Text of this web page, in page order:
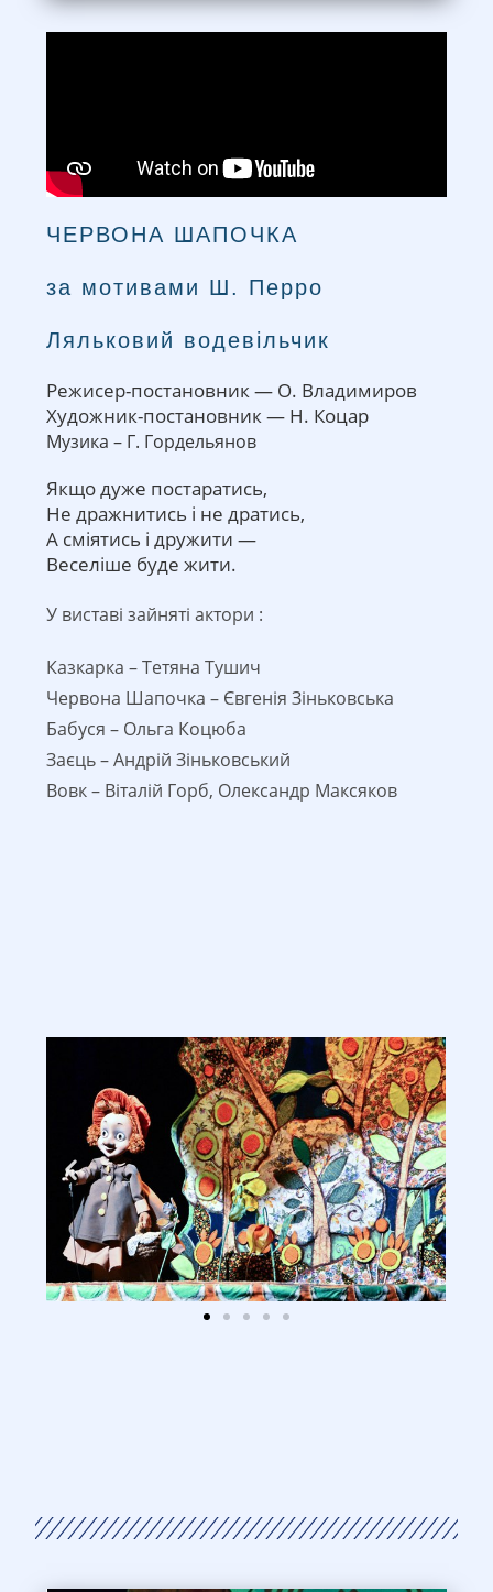
ЧЕРВОНА ШАПОЧКА
за мотивами Ш. Перро
Ляльковий водевільчик
Режисер-постановник — О. Владимиров
Художник-постановник — Н. Коцар
Музика – Г. Гордельянов
Якщо дуже постаратись,
Не дражнитись i не дратись,
А смiятись i дружити —
Веселiше буде жити.
У виставі зайняті актори :
Казкарка – Тетяна Тушич
Червона Шапочка – Євгенія Зіньковська
Бабуся – Ольга Коцюба
Заєць – Андрій Зіньковський
Вовк – Віталій Горб, Олександр Максяков